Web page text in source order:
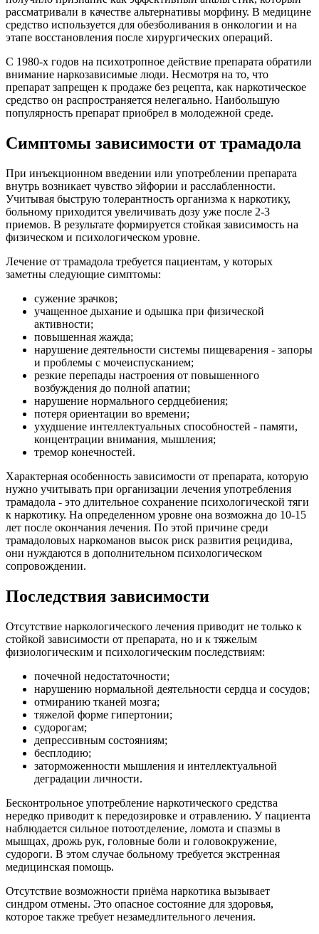
рассматривали в качестве альтернативы морфину. В медицине
средство используется для обезболивания в онкологии и на
этапе восстановления после хирургических операций.
С 1980-х годов на психотропное действие препарата обратили
внимание наркозависимые люди. Несмотря на то, что
препарат запрещен к продаже без рецепта, как наркотическое
средство он распространяется нелегально. Наибольшую
популярность препарат приобрел в молодежной среде.
Симптомы зависимости от трамадола
При инъекционном введении или употреблении препарата
внутрь возникает чувство эйфории и расслабленности.
Учитывая быструю толерантность организма к наркотику,
больному приходится увеличивать дозу уже после 2-3
приемов. В результате формируется стойкая зависимость на
физическом и психологическом уровне.
Лечение от трамадола требуется пациентам, у которых
заметны следующие симптомы:
сужение зрачков;
учащенное дыхание и одышка при физической
активности;
повышенная жажда;
нарушение деятельности системы пищеварения - запоры
и проблемы с мочеиспусканием;
резкие перепады настроения от повышенного
возбуждения до полной апатии;
нарушение нормального сердцебиения;
потеря ориентации во времени;
ухудшение интеллектуальных способностей - памяти,
концентрации внимания, мышления;
тремор конечностей.
Характерная особенность зависимости от препарата, которую
нужно учитывать при организации лечения употребления
трамадола - это длительное сохранение психологической тяги
к наркотику. На определенном уровне она возможна до 10-15
лет после окончания лечения. По этой причине среди
трамадоловых наркоманов высок риск развития рецидива,
они нуждаются в дополнительном психологическом
сопровождении.
Последствия зависимости
Отсутствие наркологического лечения приводит не только к
стойкой зависимости от препарата, но и к тяжелым
физиологическим и психологическим последствиям:
почечной недостаточности;
нарушению нормальной деятельности сердца и сосудов;
отмиранию тканей мозга;
тяжелой форме гипертонии;
судорогам;
депрессивным состояниям;
бесплодию;
заторможенности мышления и интеллектуальной
деградации личности.
Бесконтрольное употребление наркотического средства
нередко приводит к передозировке и отравлению. У пациента
наблюдается сильное потоотделение, ломота и спазмы в
мышцах, дрожь рук, головные боли и головокружение,
судороги. В этом случае больному требуется экстренная
медицинская помощь.
Отсутствие возможности приёма наркотика вызывает
синдром отмены. Это опасное состояние для здоровья,
которое также требует незамедлительного лечения.